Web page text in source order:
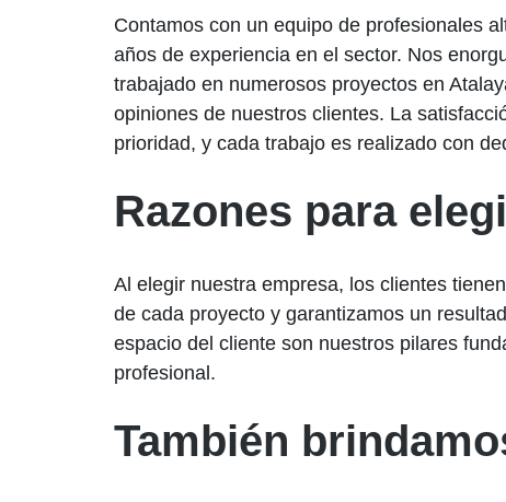
Contamos con un equipo de profesionales
años de experiencia en el sector. Nos
trabajado en numerosos proyectos en
opiniones de nuestros clientes. La
prioridad, y cada trabajo es realizado con
Razones para
Al elegir nuestra empresa, los clientes
de cada proyecto y garantizamos un
espacio del cliente son nuestros pilares
profesional.
También